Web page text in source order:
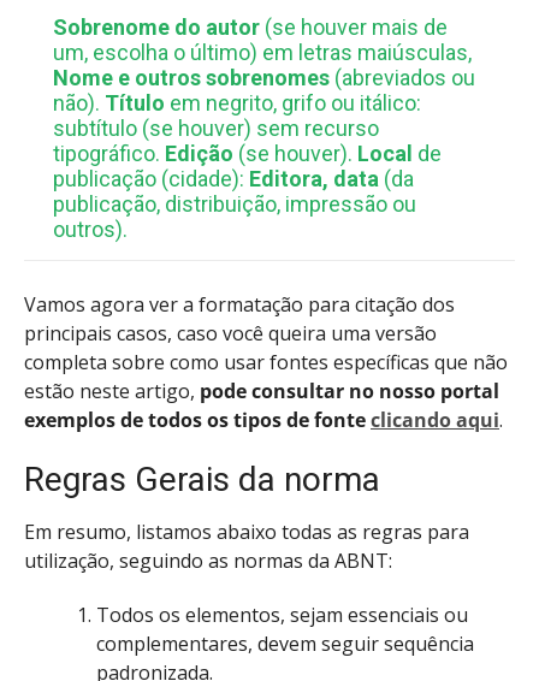
Sobrenome do autor (se houver mais de
um, escolha o último) em letras maiúsculas,
Nome e outros sobrenomes (abreviados ou
não). Título em negrito, grifo ou itálico:
subtítulo (se houver) sem recurso
tipográfico. Edição (se houver). Local de
publicação (cidade): Editora, data (da
publicação, distribuição, impressão ou
outros).
Vamos agora ver a formatação para citação dos
principais casos, caso você queira uma versão
completa sobre como usar fontes específicas que não
estão neste artigo, pode consultar no nosso portal
exemplos de todos os tipos de fonteclicando aqui.
Regras Gerais da norma
Em resumo, listamos abaixo todas as regras para
utilização, seguindo as normas da ABNT:
Todos os elementos, sejam essenciais ou
complementares, devem seguir sequência
padronizada.